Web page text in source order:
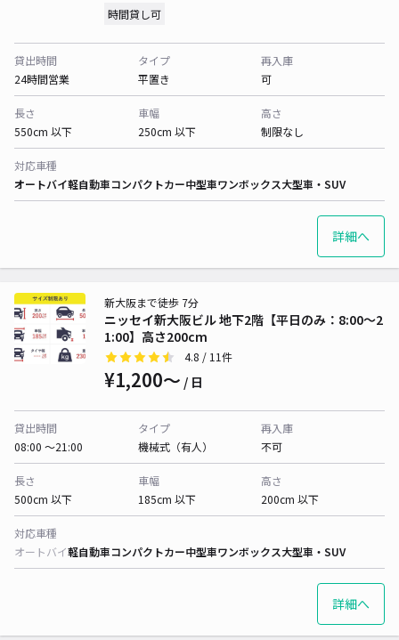
時間貸し可
貸出時間
24時間営業
タイプ
平置き
再入庫
可
長さ
550cm 以下
車幅
250cm 以下
高さ
制限なし
対応車種
オートバイ軽自動車コンパクトカー中型車ワンボックス大型車・SUV
詳細へ
ニッセイ新大阪ビル 地下2階【平日のみ：8:00～2
1:00】高さ200cm
新大阪まで徒歩 7分
4.8 / 11件
¥1,200〜 / 日
貸出時間
08:00 〜21:00
タイプ
機械式（有人）
再入庫
不可
長さ
500cm 以下
車幅
185cm 以下
高さ
200cm 以下
対応車種
オートバイ軽自動車コンパクトカー中型車ワンボックス大型車・SUV
詳細へ